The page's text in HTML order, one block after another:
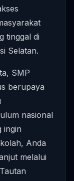
tinggal di
Selatan.
SMP
berupaya
nasional
ingin
Anda
melalui